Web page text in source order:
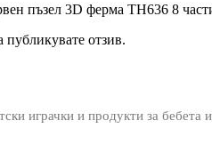
пъзел 3D ферма TH636 8
публикувате отзив.
играчки и продукти за